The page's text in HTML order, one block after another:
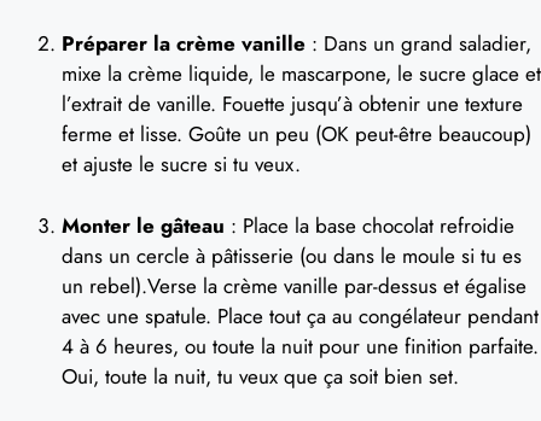
Préparer la crème vanille : Dans un grand saladier,
mixe la crème liquide, le mascarpone, le sucre glace et
l’extrait de vanille. Fouette jusqu’à obtenir une texture
ferme et lisse. Goûte un peu (OK peut-être beaucoup)
et ajuste le sucre si tu veux.
Monter le gâteau : Place la base chocolat refroidie
dans un cercle à pâtisserie (ou dans le moule si tu es
un rebel).Verse la crème vanille par-dessus et égalise
avec une spatule. Place tout ça au congélateur pendant
4 à 6 heures, ou toute la nuit pour une finition parfaite.
Oui, toute la nuit, tu veux que ça soit bien set.